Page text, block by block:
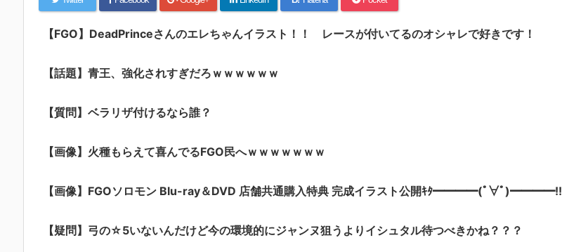
【FGO】DeadPrinceさんのエレちゃんイラスト！！ レースが付いてるのオシャレで好きです！
【話題】青王、強化されすぎだろｗｗｗｗｗｗ
【質問】ベラリザ付けるなら誰？
【画像】火種もらえて喜んでるFGO民へｗｗｗｗｗｗｗ
【画像】FGOソロモン Blu-ray＆DVD 店舗共通購入特典 完成イラスト公開ｷﾀ━━━━(ﾟ∀ﾟ)━━━━!!
【疑問】弓の☆5いないんだけど今の環境的にジャンヌ狙うよりイシュタル待つべきかね？？？